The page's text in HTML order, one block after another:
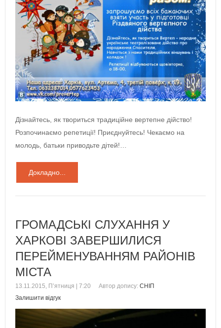
Дізнайтесь, як твориться традиційне вертепне дійство!
Розпочинаємо репетиції! Приєднуйтесь! Чекаємо на
молодь, батьки приводьте дітей!…
Докладно...
ГРОМАДСЬКІ СЛУХАННЯ У
ХАРКОВІ ЗАВЕРШИЛИСЯ
ПЕРЕЙМЕНУВАННЯМ РАЙОНІВ
МІСТА
13.11.2015, П’ятниця | 7:20 Автор допису: СНІП
Залишити відгук